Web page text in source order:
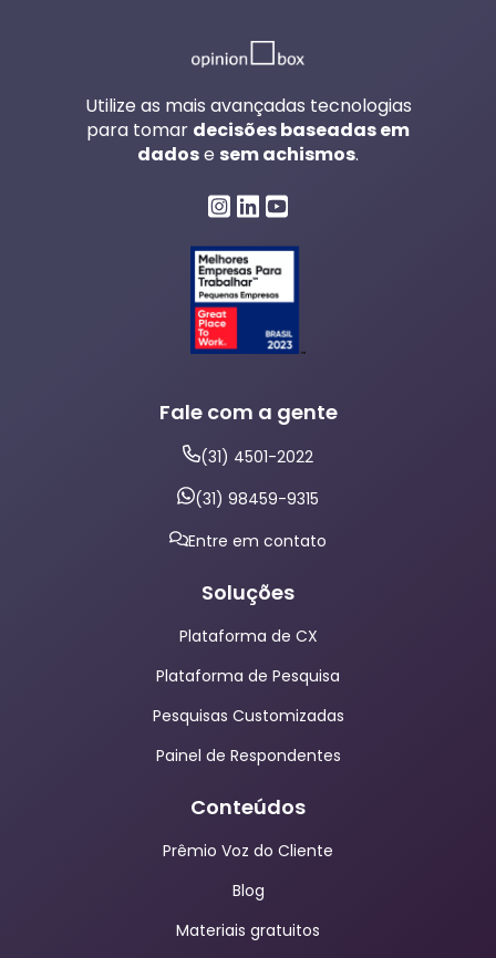
Utilize as mais avançadas tecnologias
para tomar decisões baseadas em
dadose sem achismos.
Fale com a gente
(31) 4501-2022
(31) 98459-9315
Entre em contato
Soluções
Plataforma de CX
Plataforma de Pesquisa
Pesquisas Customizadas
Painel de Respondentes
Conteúdos
Prêmio Voz do Cliente
Blog
Materiais gratuitos